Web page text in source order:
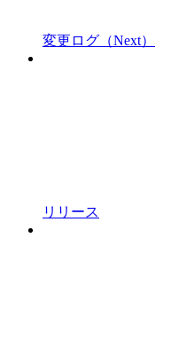
変更ログ（Next）
リリース